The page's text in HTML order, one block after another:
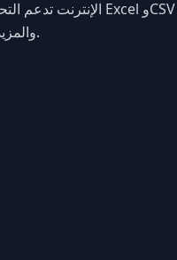
وJSON وMarkdown وLaTeX وSQL والمزيد.